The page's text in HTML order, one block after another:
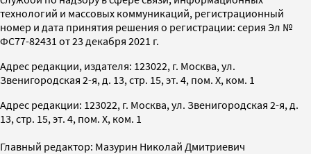
технологий и массовых коммуникаций, регистрационный
номер и дата принятия решения о регистрации: серия Эл №
ФС77-82431 от 23 декабря 2021 г.
Адрес редакции, издателя: 123022, г. Москва, ул.
Звенигородская 2-я, д. 13, стр. 15, эт. 4, пом. X, ком. 1
Адрес редакции: 123022, г. Москва, ул. Звенигородская 2-я, д.
13, стр. 15, эт. 4, пом. X, ком. 1
Главный редактор: Мазурин Николай Дмитриевич